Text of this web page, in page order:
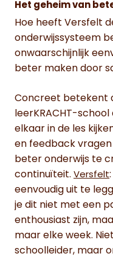
Het geheim van
Hoe heeft Versfelt
onderwijssysteem
onwaarschijnlijk
beter maken door
Concreet betekent
leerKRACHT-
elkaar in de les
en feedback
beter onderwijs te
continuïteit. Versfelt
eenvoudig uit te
je dit niet met een
enthousiast zijn,
maar elke week.
schoolleider, maar